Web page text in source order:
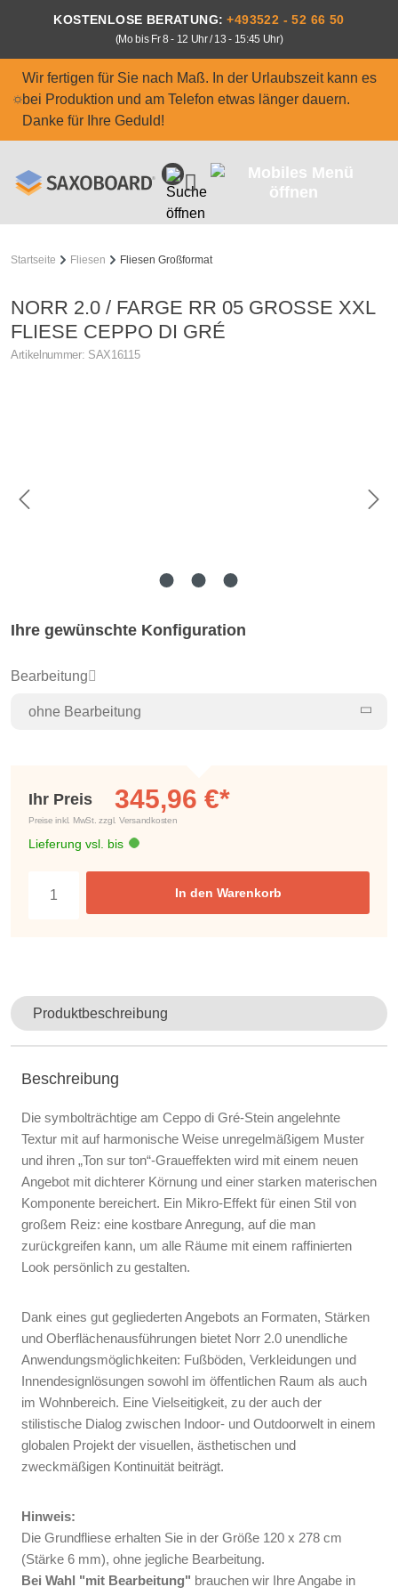
Zum Hauptinhalt springen
KOSTENLOSE BERATUNG: +493522 - 52 66 50
(Mo bis Fr 8 - 12 Uhr / 13 - 15:45 Uhr)
Wir fertigen für Sie nach Maß. In der Urlaubszeit kann es
bei Produktion und am Telefon etwas länger dauern.
Danke für Ihre Geduld!
Startseite Fliesen Fliesen Großformat
NORR 2.0 / FARGE RR 05 GROSSE XXL F
LIESE CEPPO DI GRÉ
Artikelnummer: SAX16115
Ihre gewünschte Konfiguration
Bearbeitung
ohne Bearbeitung
Ihr Preis 345,96 €*
Preise inkl. MwSt. zzgl. Versandkosten
Lieferung vsl. bis
In den Warenkorb
Produktbeschreibung
Beschreibung
Die symbolträchtige am Ceppo di Gré-Stein angelehnte
Textur mit auf harmonische Weise unregelmäßigem Muster
und ihren „Ton sur ton“-Graueffekten wird mit einem neuen
Angebot mit dichterer Körnung und einer starken materischen
Komponente bereichert. Ein Mikro-Effekt für einen Stil von
großem Reiz: eine kostbare Anregung, auf die man
zurückgreifen kann, um alle Räume mit einem raffinierten
Look persönlich zu gestalten.
Dank eines gut gegliederten Angebots an Formaten, Stärken
und Oberflächenausführungen bietet Norr 2.0 unendliche
Anwendungsmöglichkeiten: Fußböden, Verkleidungen und
Innendesignlösungen sowohl im öffentlichen Raum als auch
im Wohnbereich. Eine Vielseitigkeit, zu der auch der
stilistische Dialog zwischen Indoor- und Outdoorwelt in einem
globalen Projekt der visuellen, ästhetischen und
zweckmäßigen Kontinuität beiträgt.
Hinweis:
Die Grundfliese erhalten Sie in der Größe 120 x 278 cm
(Stärke 6 mm), ohne jegliche Bearbeitung.
Bei Wahl "mit Bearbeitung" brauchen wir Ihre Angabe in